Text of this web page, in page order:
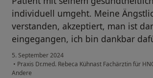
individuell umgeht. Meine
verstanden, akzeptiert, man ist
eingegangen, ich bin dankbar
5. September 2024
• Praxis Dr.med. Rebeca Kühnast Fachärztin für
Andere